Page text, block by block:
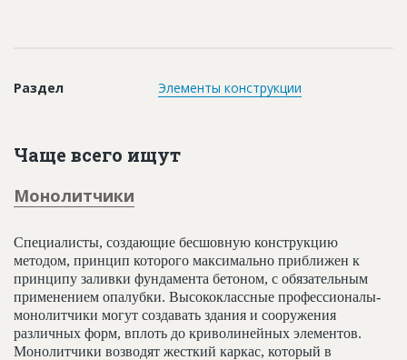
Правила работы
Личный кабинет
Раздел Элементы конструкции
Чаще всего ищут
Монолитчики
Специалисты, создающие бесшовную конструкцию
методом, принцип которого максимально приближен к
принципу заливки фундамента бетоном, с обязательным
применением опалубки. Высококлассные профессионалы-
монолитчики могут создавать здания и сооружения
различных форм, вплоть до криволинейных элементов.
Монолитчики возводят жесткий каркас, который в